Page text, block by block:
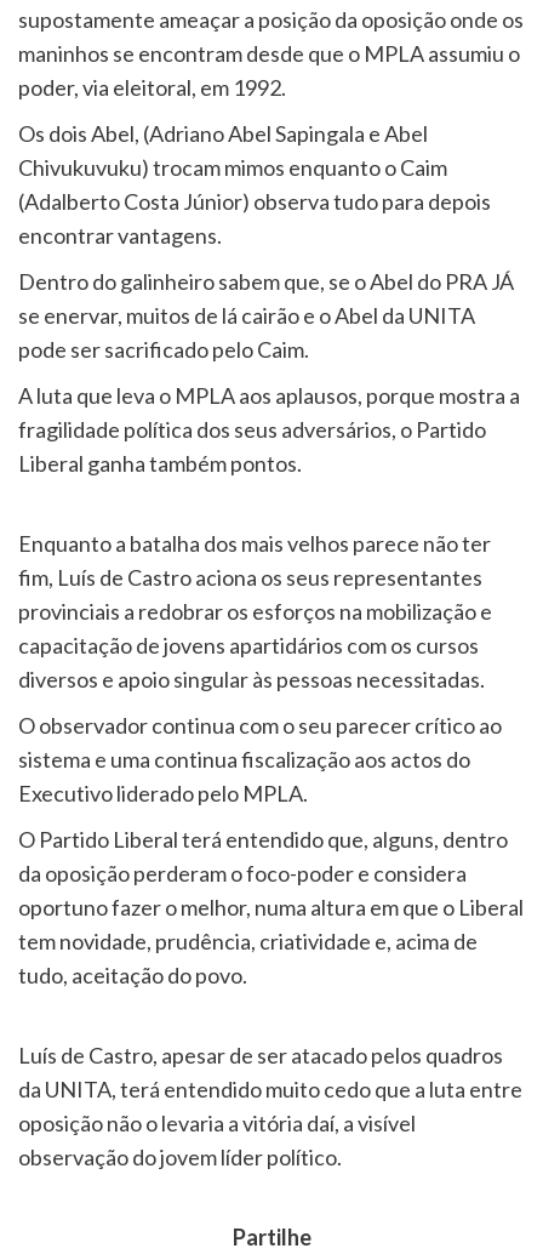
supostamente ameaçar a posição da oposição onde os
maninhos se encontram desde que o MPLA assumiu o
poder, via eleitoral, em 1992.
Os dois Abel, (Adriano Abel Sapingala e Abel
Chivukuvuku) trocam mimos enquanto o Caim
(Adalberto Costa Júnior) observa tudo para depois
encontrar vantagens.
Dentro do galinheiro sabem que, se o Abel do PRA JÁ
se enervar, muitos de lá cairão e o Abel da UNITA
pode ser sacrificado pelo Caim.
A luta que leva o MPLA aos aplausos, porque mostra a
fragilidade política dos seus adversários, o Partido
Liberal ganha também pontos.
Enquanto a batalha dos mais velhos parece não ter
fim, Luís de Castro aciona os seus representantes
provinciais a redobrar os esforços na mobilização e
capacitação de jovens apartidários com os cursos
diversos e apoio singular às pessoas necessitadas.
O observador continua com o seu parecer crítico ao
sistema e uma continua fiscalização aos actos do
Executivo liderado pelo MPLA.
O Partido Liberal terá entendido que, alguns, dentro
da oposição perderam o foco-poder e considera
oportuno fazer o melhor, numa altura em que o Liberal
tem novidade, prudência, criatividade e, acima de
tudo, aceitação do povo.
Luís de Castro, apesar de ser atacado pelos quadros
da UNITA, terá entendido muito cedo que a luta entre
oposição não o levaria a vitória daí, a visível
observação do jovem líder político.
Partilhe